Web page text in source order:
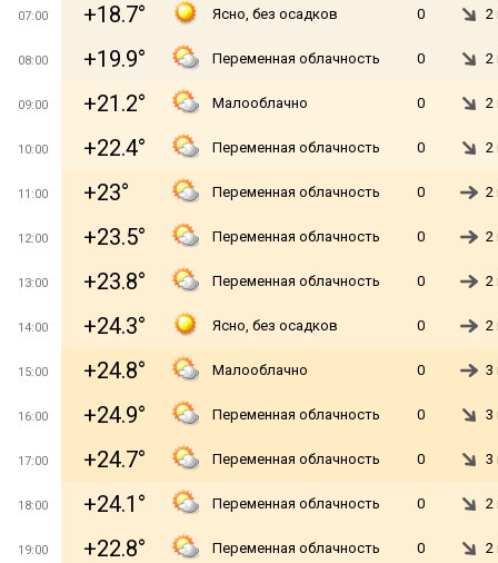
07:00 +18.7° Ясно, без осадков 0 2
08:00 +19.9° Переменная облачность 0 2
09:00 +21.2° Малооблачно 0 2
10:00 +22.4° Переменная облачность 0 2
11:00 +23° Переменная облачность 0 2
12:00 +23.5° Переменная облачность 0 2
13:00 +23.8° Переменная облачность 0 2
14:00 +24.3° Ясно, без осадков 0 2
15:00 +24.8° Малооблачно 0 3
16:00 +24.9° Переменная облачность 0 3
17:00 +24.7° Переменная облачность 0 3
18:00 +24.1° Переменная облачность 0 2
19:00 +22.8° Переменная облачность 0 2